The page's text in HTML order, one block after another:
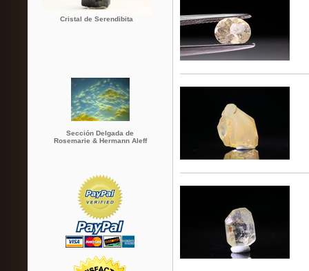
Cristal de Serendibita
Sección Delgada de
Rosemarie & Hermann Aleff